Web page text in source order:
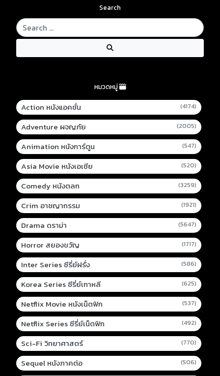
Search
หมวดหมู่
Action หนังแอคชั่น (4174)
Adventure ผจญภัย (2005)
Animation หนังการ์ตูน (547)
Asia Movie หนังเอเชีย (520)
Comedy หนังตลก (3259)
Crim อาชญากรรม (1921)
Drama ดราม่า (5647)
Horror สยองขวัญ (1717)
Inter Series ซีรี่ย์ฝรั่ง (586)
Korea Series ซีรี่ย์เกาหลี (625)
Netflix Movie หนังเน็ตฟิก (537)
Netflix Series ซีรี่ย์เน็ตฟิก (492)
Sci-Fi วิทยาศาสตร์ (770)
Sequel หนังภาคต่อ (506)